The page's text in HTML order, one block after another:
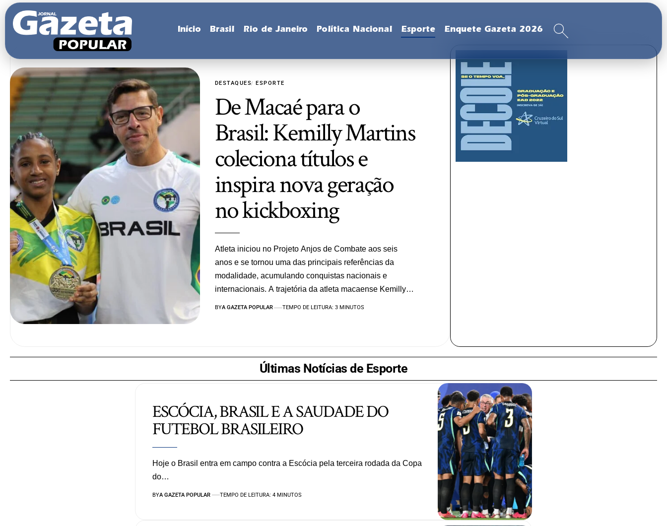
Início Brasil Rio de Janeiro Política Nacional Esporte Enquete Gazeta 2026
DESTAQUES ESPORTE
De Macaé para o
Brasil: Kemilly Martins
coleciona títulos e
inspira nova geração
no kickboxing
Atleta iniciou no Projeto Anjos de Combate aos seis
anos e se tornou uma das principais referências da
modalidade, acumulando conquistas nacionais e
internacionais. A trajetória da atleta macaense Kemilly…
BYA GAZETA POPULAR TEMPO DE LEITURA: 3 MINUTOS
Últimas Notícias de Esporte
ESCÓCIA, BRASIL E A SAUDADE DO
FUTEBOL BRASILEIRO
Hoje o Brasil entra em campo contra a Escócia pela terceira rodada da Copa
do…
BYA GAZETA POPULAR TEMPO DE LEITURA: 4 MINUTOS